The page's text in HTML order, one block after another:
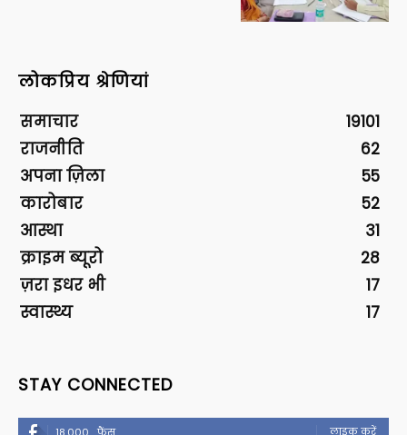
लोकप्रिय श्रेणियां
समाचार
19101
राजनीति
62
अपना ज़िला
55
कारोबार
52
आस्था
31
क्राइम ब्यूरो
28
ज़रा इधर भी
17
स्वास्थ्य
17
STAY CONNECTED
लाइक करें